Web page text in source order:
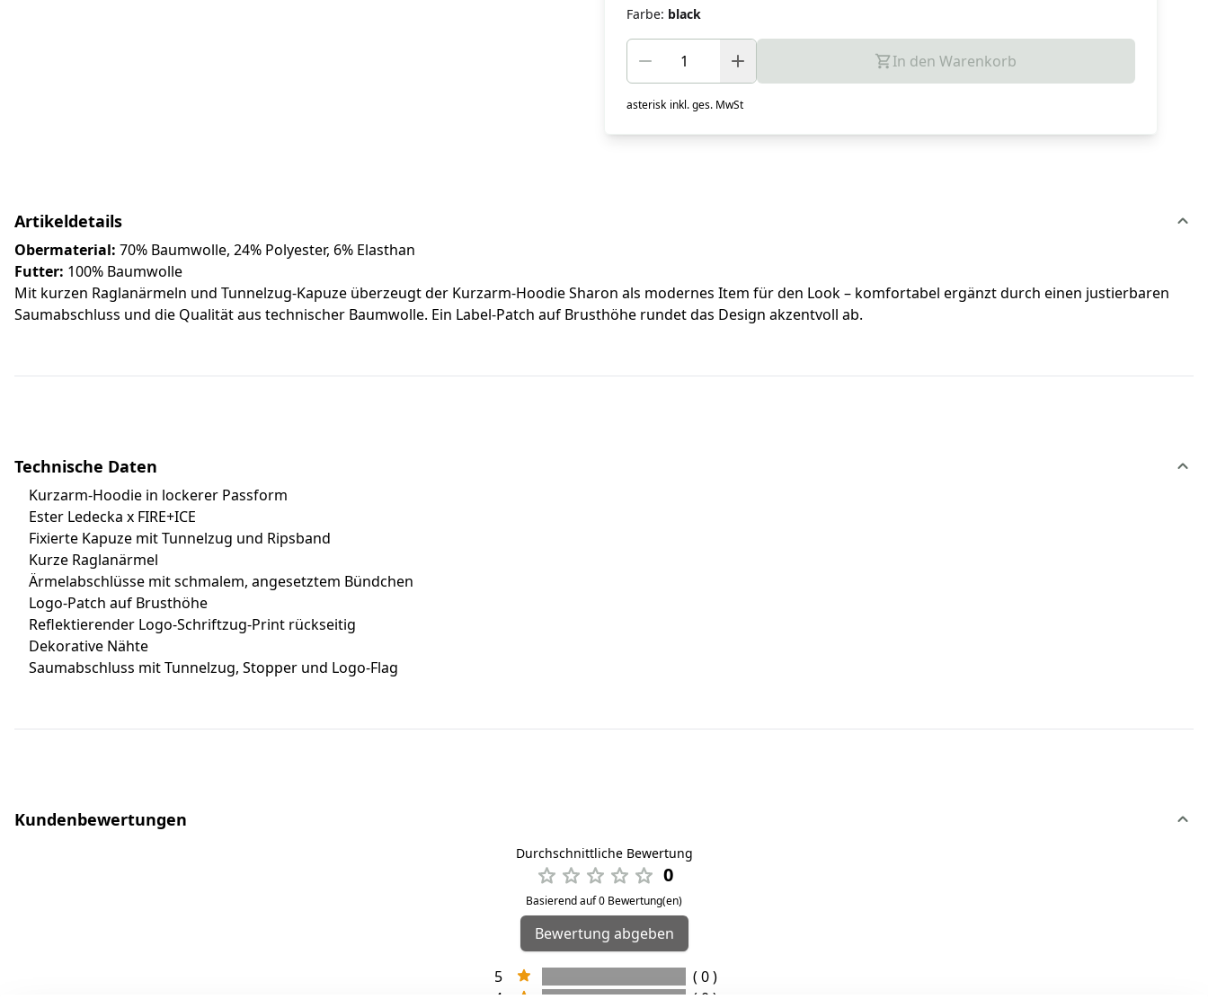
Farbe: black
In den Warenkorb
asterisk inkl. ges. MwSt
Artikeldetails
Obermaterial: 70% Baumwolle, 24% Polyester, 6% Elasthan
Futter: 100% Baumwolle
Mit kurzen Raglanärmeln und Tunnelzug-Kapuze überzeugt der Kurzarm-Hoodie Sharon als modernes Item für den Look – komfortabel ergänzt durch einen justierbaren
Saumabschluss und die Qualität aus technischer Baumwolle. Ein Label-Patch auf Brusthöhe rundet das Design akzentvoll ab.
Technische Daten
Kurzarm-Hoodie in lockerer Passform
Ester Ledecka x FIRE+ICE
Fixierte Kapuze mit Tunnelzug und Ripsband
Kurze Raglanärmel
Ärmelabschlüsse mit schmalem, angesetztem Bündchen
Logo-Patch auf Brusthöhe
Reflektierender Logo-Schriftzug-Print rückseitig
Dekorative Nähte
Saumabschluss mit Tunnelzug, Stopper und Logo-Flag
Kundenbewertungen
Durchschnittliche Bewertung
0
Basierend auf 0 Bewertung(en)
Bewertung abgeben
5
( 0 )